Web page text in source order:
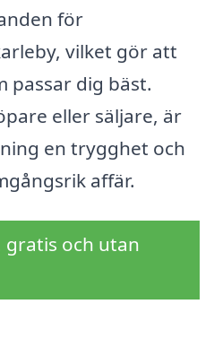
för
vilket gör att
passar dig bäst.
eller säljare, är
en trygghet och
affär.
gratis och utan